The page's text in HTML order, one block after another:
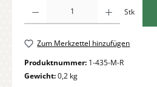
Stk
Zum Merkzettel hinzufügen
Produktnummer: 1-435-M-R
Gewicht:0,2 kg